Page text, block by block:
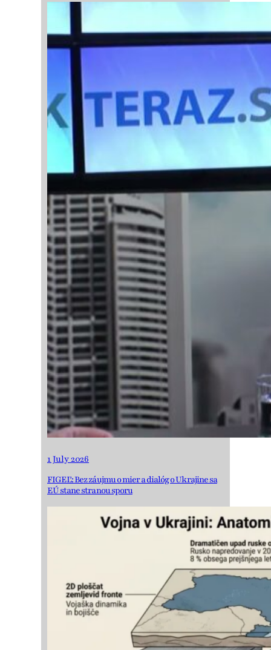
1 July 2026
FIGEĽ: Bez záujmu o mier a dialóg o Ukrajine sa
EÚ stane stranou sporu